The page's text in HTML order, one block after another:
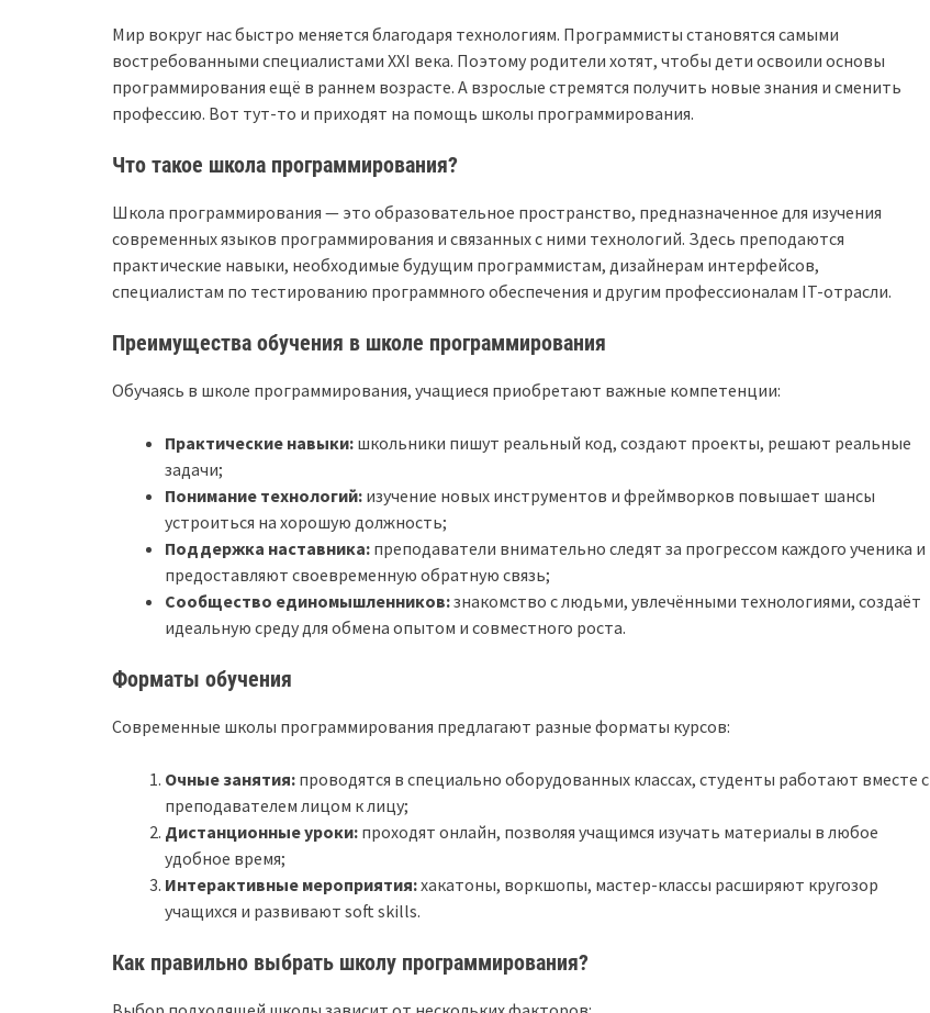
Мир вокруг нас быстро меняется благодаря технологиям. Программисты становятся самыми
востребованными специалистами XXI века. Поэтому родители хотят, чтобы дети освоили основы
программирования ещё в раннем возрасте. А взрослые стремятся получить новые знания и сменить
профессию. Вот тут-то и приходят на помощь школы программирования.
Что такое школа программирования?
Школа программирования — это образовательное пространство, предназначенное для изучения
современных языков программирования и связанных с ними технологий. Здесь преподаются
практические навыки, необходимые будущим программистам, дизайнерам интерфейсов,
специалистам по тестированию программного обеспечения и другим профессионалам IT-отрасли.
Преимущества обучения в школе программирования
Обучаясь в школе программирования, учащиеся приобретают важные компетенции:
Практические навыки: школьники пишут реальный код, создают проекты, решают реальные
задачи;
Понимание технологий: изучение новых инструментов и фреймворков повышает шансы
устроиться на хорошую должность;
Поддержка наставника: преподаватели внимательно следят за прогрессом каждого ученика и
предоставляют своевременную обратную связь;
Сообщество единомышленников:знакомство с людьми, увлечёнными технологиями, создаёт
идеальную среду для обмена опытом и совместного роста.
Форматы обучения
Современные школы программирования предлагают разные форматы курсов:
Очные занятия: проводятся в специально оборудованных классах, студенты работают вместе с
преподавателем лицом к лицу;
Дистанционные уроки: проходят онлайн, позволяя учащимся изучать материалы в любое
удобное время;
Интерактивные мероприятия:хакатоны, воркшопы, мастер-классы расширяют кругозор
учащихся и развивают soft skills.
Как правильно выбрать школу программирования?